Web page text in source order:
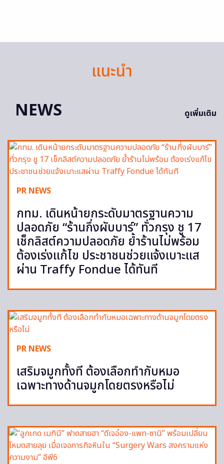
แนะนำ
NEWS
ดูเพิ่มเติม
PR NEWS
กทม. เดินหน้ายกระดับมาตรฐานความ
ปลอดภัย “ร้านกึ่งผับบาร์” ทั่วกรุง ชู 17
เช็กลิสต์ความปลอดภัย ย้ำร้านไม่พร้อม
ต้องเร่งแก้ไข ประชาชนช่วยแจ้งเบาะแส
ผ่าน Traffy Fondue ได้ทันที
PR NEWS
เสริมจมูกทั้งที ต้องเลือกทำกับหมอ
เฉพาะทางด้านจมูกโดยตรงหรือไม่